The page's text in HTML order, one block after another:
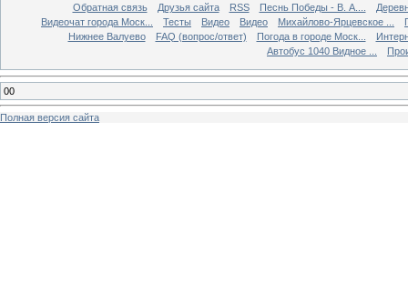
Обратная связь
Друзья сайта RSS Песнь Победы - В. А....
Видеочат города Моск...
Тесты Видео Видео Михайлово-Ярцевское ...
Нижнее Валуево
FAQ (вопрос/ответ) Погода в городе Моск...
Автобус 1040 Видное ...
00
Полная версия сайта